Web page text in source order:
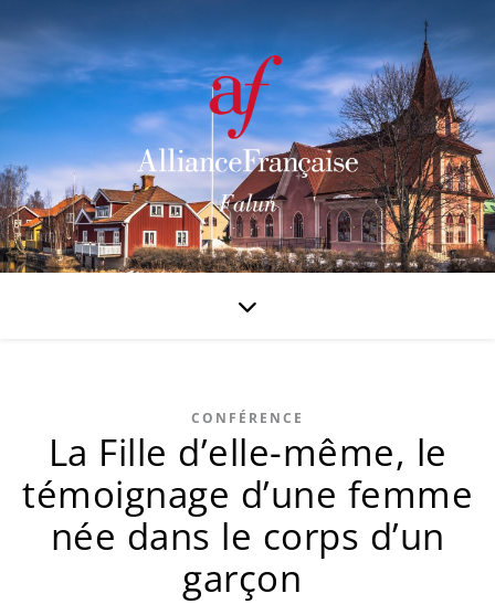
CONFÉRENCE
La Fille d’elle-même, le
témoignage d’une femme
née dans le corps d’un
garçon